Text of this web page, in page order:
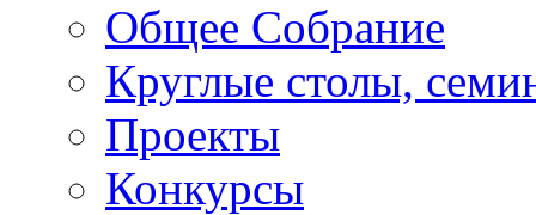
Общее Собрание
Круглые столы,
Проекты
Конкурсы